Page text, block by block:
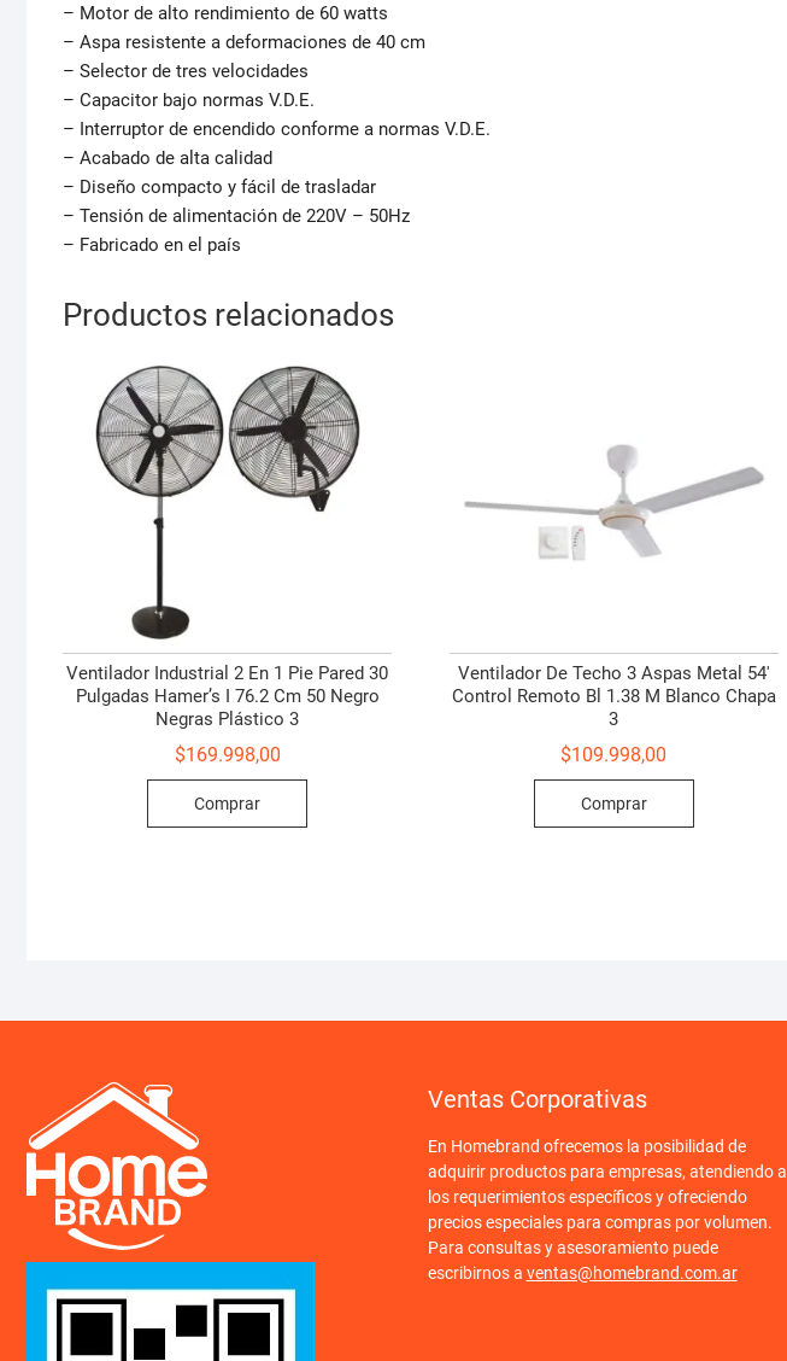
– Motor de alto rendimiento de 60 watts
– Aspa resistente a deformaciones de 40 cm
– Selector de tres velocidades
– Capacitor bajo normas V.D.E.
– Interruptor de encendido conforme a normas V.D.E.
– Acabado de alta calidad
– Diseño compacto y fácil de trasladar
– Tensión de alimentación de 220V – 50Hz
– Fabricado en el país
Productos relacionados
Ventilador Industrial 2 En 1 Pie Pared 30
Pulgadas Hamer’s I 76.2 Cm 50 Negro
Negras Plástico 3
$169.998,00
Comprar
Ventilador De Techo 3 Aspas Metal 54′
Control Remoto Bl 1.38 M Blanco Chapa
3
$109.998,00
Comprar
Ventas Corporativas
En Homebrand ofrecemos la posibilidad de
adquirir productos para empresas, atendiendo a
los requerimientos específicos y ofreciendo
precios especiales para compras por volumen.
Para consultas y asesoramiento puede
escribirnos a ventas@homebrand.com.ar